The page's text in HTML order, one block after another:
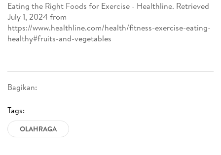
Bagikan:
Tags:
OLAHRAGA
Eating the Right Foods for Exercise - Healthline. Retrieved
July 1, 2024 from
https://www.healthline.com/health/fitness-exercise-eating-
healthy#fruits-and-vegetables